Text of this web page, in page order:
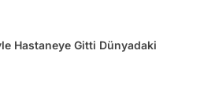
Hastaneye Gitti Dünyadaki